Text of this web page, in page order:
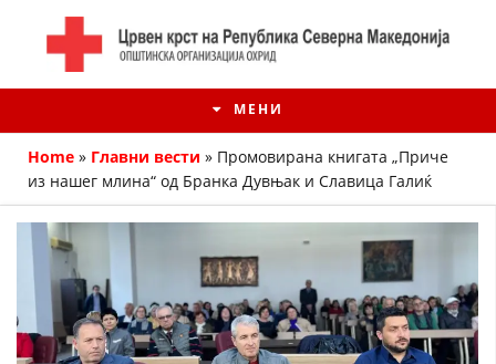
МЕНИ
Home » Главни вести » Промовирана книгата „Приче
из нашег млина“ од Бранка Дувњак и Славица Галиќ